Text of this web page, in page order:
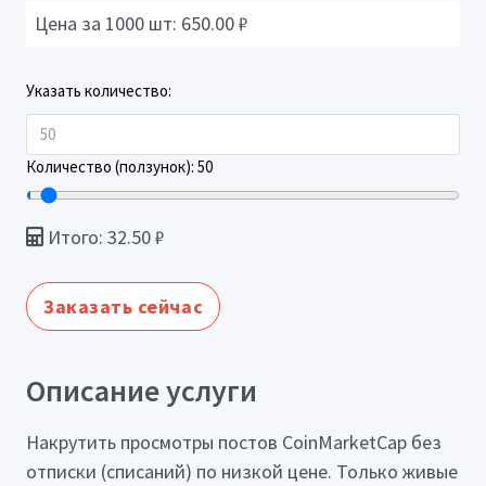
Цена за 1000 шт: 650.00₽
Указать количество:
Количество (ползунок): 50
Итого: 32.50₽
Заказать сейчас
Описание услуги
Накрутить просмотры постов CoinMarketCap без
отписки (списаний) по низкой цене. Только живые